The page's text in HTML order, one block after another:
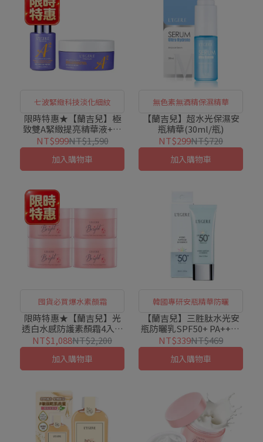
七波緊緻科技淡化細紋
限時特惠★【蘭吉兒】極
致雙A緊緻提亮精華液+精
華霜
NT$999NT$1,590
加入購物車
無色素無酒精保濕精華
【蘭吉兒】超水光保濕安
瓶精華(30ml/瓶)
NT$299NT$720
加入購物車
囤貨必買爆水素顏霜
限時特惠★【蘭吉兒】光
透白水感防護素顏霜4入囤
貨組
NT$1,088NT$2,200
加入購物車
韓國專研安瓶精華防曬
【蘭吉兒】三胜肽水光安
瓶防曬乳SPF50+ PA++++
(35ml/支)
NT$339NT$469
加入購物車